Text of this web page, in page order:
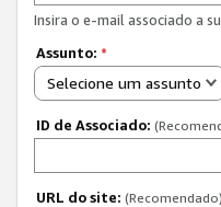
Insira o e-mail associado a
Assunto: *
Selecione um assunto
ID de Associado:
URL do site: (Recomendado)